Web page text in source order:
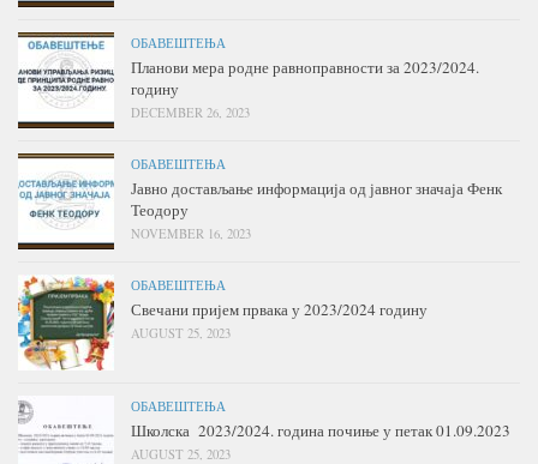
ОБАВЕШТЕЊА
Планови мера родне равноправности за 2023/2024.
годину
DECEMBER 26, 2023
ОБАВЕШТЕЊА
Јавно достављање информација од јавног значаја Фенк
Теодору
NOVEMBER 16, 2023
ОБАВЕШТЕЊА
Свечани пријем првака у 2023/2024 годину
AUGUST 25, 2023
ОБАВЕШТЕЊА
Школска 2023/2024. година почиње у петак 01.09.2023
AUGUST 25, 2023